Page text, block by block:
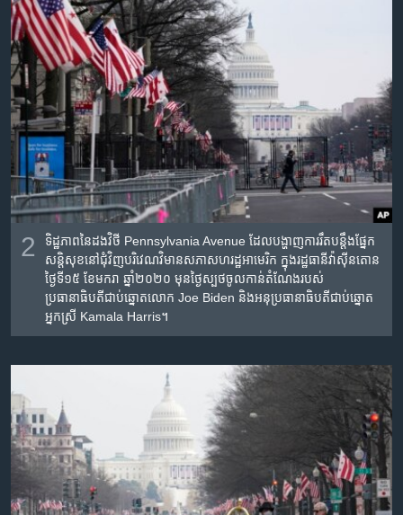
2
ទិដ្ឋភាពនៃដងវិថី Pennsylvania Avenue ដែលបង្ហាញការរឹតបន្តឹងផ្នែក
សន្តិសុខនៅជុំវិញបរិវេណវិមានសភាសហរដ្ឋអាមេរិក ក្នុងរដ្ឋធានីវ៉ាស៊ីនតោន
ថ្ងៃទី១៥ ខែមករា ឆ្នាំ២០២០ មុនថ្ងៃស្បថចូលកាន់តំណែងរបស់
ប្រធានាធិបតីជាប់ឆ្នោតលោក Joe Biden និងអនុប្រធានាធិបតីជាប់ឆ្នោត
អ្នកស្រី Kamala Harris។